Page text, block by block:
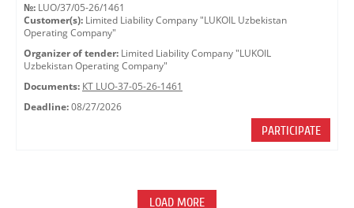
№: LUO/37/05-26/1461
Customer(s): Limited Liability Company "LUKOIL Uzbekistan
Operating Company"
Organizer of tender: Limited Liability Company "LUKOIL
Uzbekistan Operating Company"
Documents: КТ LUO-37-05-26-1461
Deadline: 08/27/2026
PARTICIPATE
LOAD MORE